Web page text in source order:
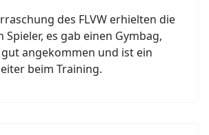
des FLVW erhielten die
es gab einen Gymbag,
angekommen und ist ein
beim Training.